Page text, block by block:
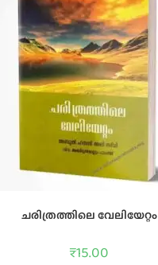
ചരിത്രത്തിലെ വേലിയേറ്റം
₹15.00